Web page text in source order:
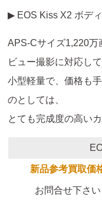
▶ EOS Kiss X2 ボディ
APS-Cサイズ1,220万
ビュー撮影に対応して
小型軽量で、価格も
のとしては、
とても完成度の高い
新品参考買取価
お問合せ下さい